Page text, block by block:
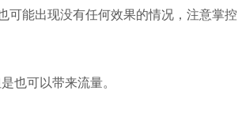
可能出现没有任何效果的情况，注意掌控
也可以带来流量。